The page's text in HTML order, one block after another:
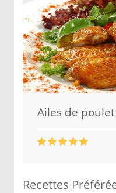
Ailes de
Recettes